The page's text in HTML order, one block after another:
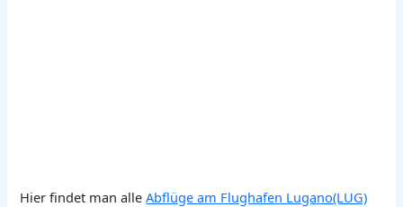
Hier findet man alleAbflüge am Flughafen Lugano(LUG)